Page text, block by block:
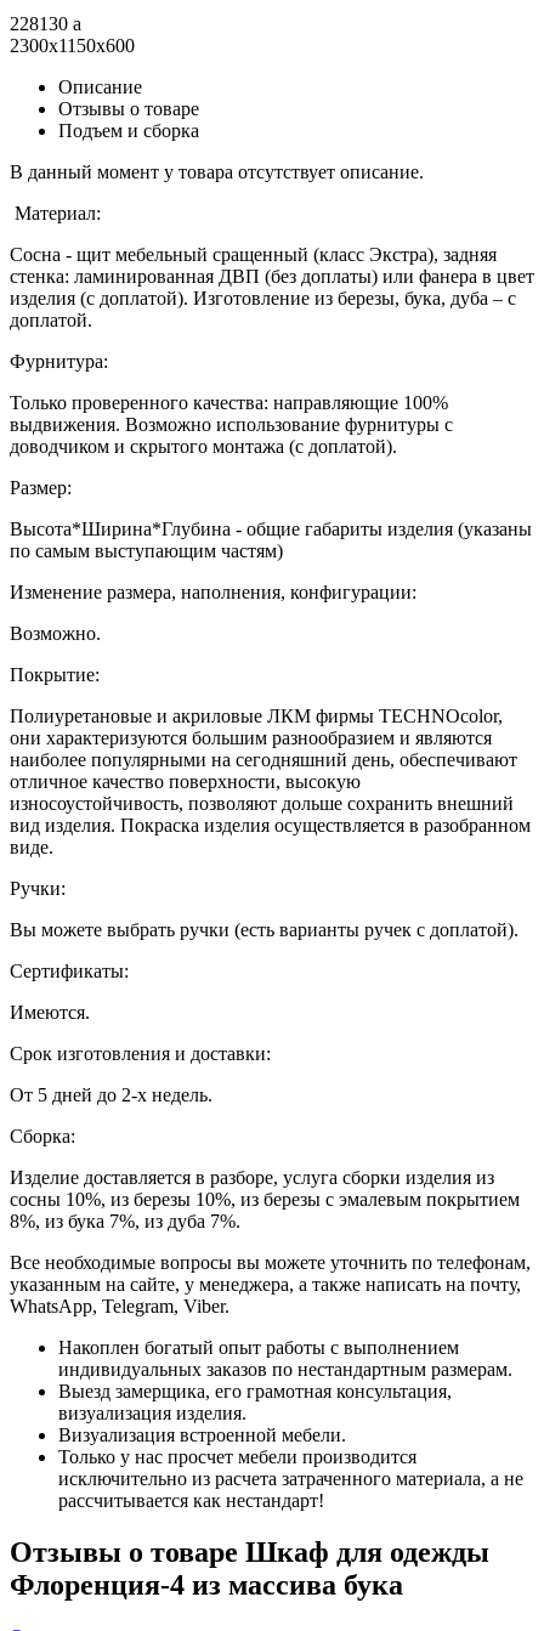
228130 a
2300x1150x600
Описание
Отзывы о товаре
Подъем и сборка
В данный момент у товара отсутствует описание.
Материал:
Сосна - щит мебельный сращенный (класс Экстра), задняя
стенка: ламинированная ДВП (без доплаты) или фанера в цвет
изделия (с доплатой). Изготовление из березы, бука, дуба – с
доплатой.
Фурнитура:
Только проверенного качества: направляющие 100%
выдвижения. Возможно использование фурнитуры с
доводчиком и скрытого монтажа (с доплатой).
Размер:
Высота*Ширина*Глубина - общие габариты изделия (указаны
по самым выступающим частям)
Изменение размера, наполнения, конфигурации:
Возможно.
Покрытие:
Полиуретановые и акриловые ЛКМ фирмы TECHNOcolor,
они характеризуются большим разнообразием и являются
наиболее популярными на сегодняшний день, обеспечивают
отличное качество поверхности, высокую
износоустойчивость, позволяют дольше сохранить внешний
вид изделия. Покраска изделия осуществляется в разобранном
виде.
Ручки:
Вы можете выбрать ручки (есть варианты ручек с доплатой).
Сертификаты:
Имеются.
Срок изготовления и доставки:
От 5 дней до 2-х недель.
Сборка:
Изделие доставляется в разборе, услуга сборки изделия из
сосны 10%, из березы 10%, из березы с эмалевым покрытием
8%, из бука 7%, из дуба 7%.
Все необходимые вопросы вы можете уточнить по телефонам,
указанным на сайте, у менеджера, а также написать на почту,
WhatsApp, Telegram, Viber.
Накоплен богатый опыт работы с выполнением
индивидуальных заказов по нестандартным размерам.
Выезд замерщика, его грамотная консультация,
визуализация изделия.
Визуализация встроенной мебели.
Только у нас просчет мебели производится
исключительно из расчета затраченного материала, а не
рассчитывается как нестандарт!
Отзывы о товаре Шкаф для одежды
Флоренция-4 из массива бука